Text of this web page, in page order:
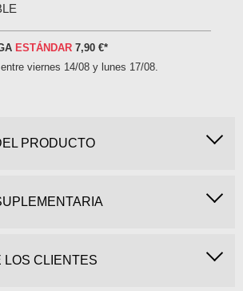
ESTÁNDAR 7,90 €*
entreviernes 14/08 y lunes 17/08
PRODUCTO
LOS CLIENTES